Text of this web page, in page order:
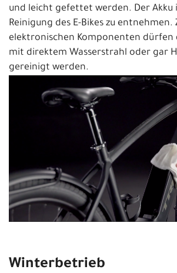
und leicht gefettet werden. Der Akku
Reinigung des E-Bikes zu entnehmen.
elektronischen Komponenten dürfen
mit direktem Wasserstrahl oder gar
gereinigt werden.
Winterbetrieb